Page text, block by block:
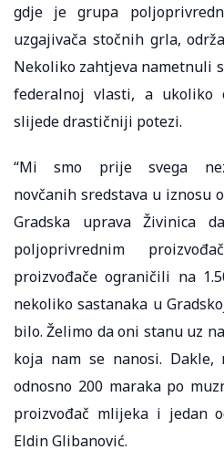
gdje je grupa
uzgajivača stočnih grla,
Nekoliko zahtjeva nametnuli
federalnoj vlasti, a ukoliko
slijede drastičniji potezi.
“Mi smo prije svega
novčanih sredstava u iznosu
Gradska uprava Živinica
poljoprivrednim
proizvođače ograničili na
nekoliko sastanaka u
bilo. Želimo da oni stanu uz
koja nam se nanosi. Dakle,
odnosno 200 maraka po
proizvođač mlijeka i jedan
Eldin Glibanović.